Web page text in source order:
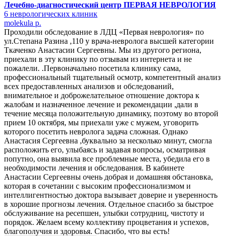
Лечебно-диагностический центр ПЕРВАЯ НЕВРОЛОГИЯ
6 неврологических клиник
molekula p.
Проходили обследование в ЛДЦ «Первая неврология» по
ул.Степана Разина ,110 у врача-невролога высшей категории
Ткаченко Анастасии Сергеевны. Мы из другого региона,
приехали в эту клинику по отзывам из интернета и не
пожалели. .Первоначально посетила клинику сама,
профессиональный тщательный осмотр, компетентный анализ
всех предоставленных анализов и обследований,
внимательное и доброжелательное отношение доктора к
жалобам и назначенное лечение и рекомендации ,дали в
течение месяца положительную динамику, поэтому во второй
прием 10 октября, мы приехали уже с мужем, уговорить
которого посетить невролога задача сложная. Однако
Анастасия Сергеевна ,буквально за несколько минут, смогла
расположить его, улыбаясь и задавая вопросы, осматривая
попутно, она выявила все проблемные места, убедила его в
необходимости лечения и обследования. В кабинете
Анастасии Сергеевны очень добрая и домашняя обстановка,
которая в сочетании с высоким профессионализмом и
интеллигентностью доктора вызывает доверие и уверенность
в хорошие прогнозы лечения. Отдельное спасибо за быстрое
обслуживание на ресепшен, улыбки сотрудниц, чистоту и
порядок. Желаем всему коллективу процветания и успехов,
благополучия и здоровья. Спасибо, что вы есть!